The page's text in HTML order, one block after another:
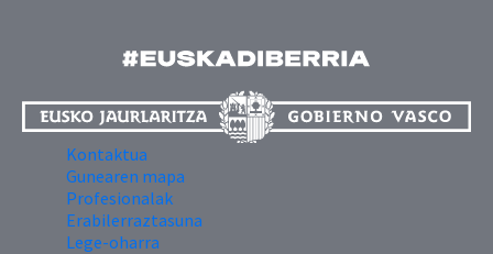
Kontaktua
Gunearen mapa
Profesionalak
Erabilerraztasuna
Lege-oharra